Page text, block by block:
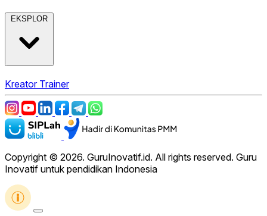
EKSPLOR
Kreator Trainer
Copyright © 2026. GuruInovatif.id. All rights reserved. Guru
Inovatif untuk pendidikan Indonesia